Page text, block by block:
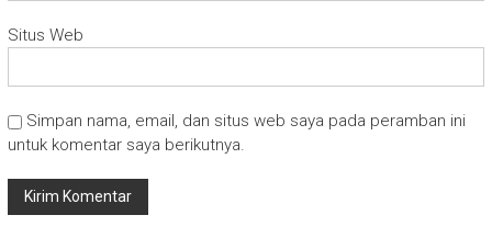
Situs Web
Simpan nama, email, dan situs web saya pada peramban ini
untuk komentar saya berikutnya.